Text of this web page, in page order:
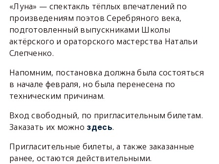
«Луна» — спектакль тёплых впечатлений по
произведениям поэтов Серебряного века,
подготовленный выпускниками Школы
актёрского и ораторского мастерства Натальи
Слепченко.
Напомним, постановка должна была состояться
в начале февраля, но была перенесена по
техническим причинам.
Вход свободный, по пригласительным билетам.
Заказать их можно здесь.
Пригласительные билеты, а также заказанные
ранее, остаются действительными.